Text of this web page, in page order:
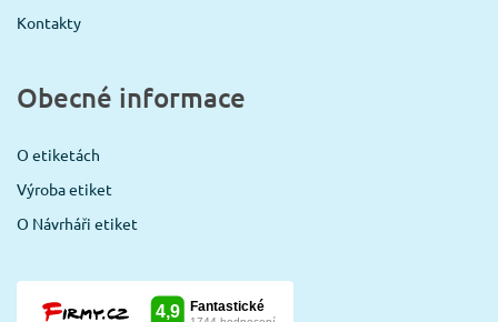
Kontakty
Obecné informace
O etiketách
Výroba etiket
O Návrháři etiket